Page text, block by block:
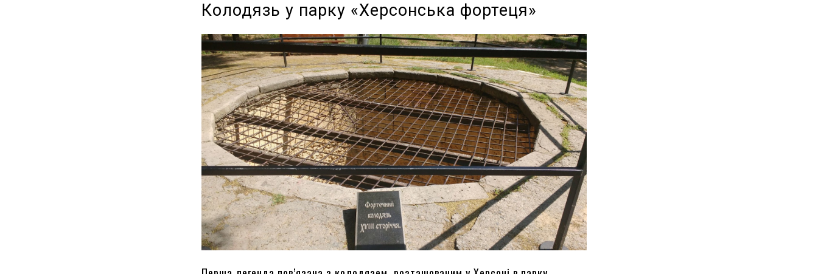
Колодязь у парку «Херсонська фортеця»